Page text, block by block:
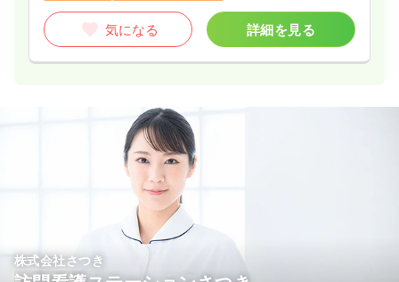
気になる 詳細を見る
株式会社さつき